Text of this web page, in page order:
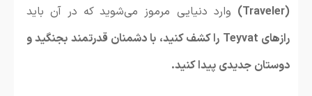
(Traveler)
وارد دنیایی مرموز می‌شوید که در آن باید
رازهای Teyvat را کشف کنید، با دشمنان قدرتمند بجنگید و
دوستان جدیدی پیدا کنید.